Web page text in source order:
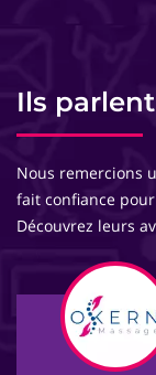
Ils
Nous remercions
fait confiance
Découvrez leurs